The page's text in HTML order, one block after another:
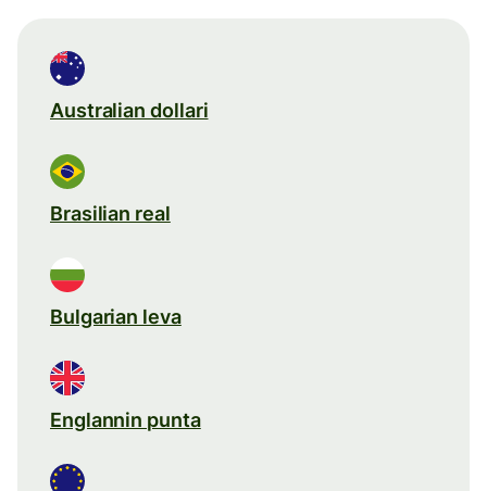
Australian dollari
Brasilian real
Bulgarian leva
Englannin punta